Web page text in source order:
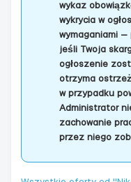
wykaz
wykrycia w
wymaganiami
jeśli Twoja
ogłoszenie
otrzyma
w przypadku
Administrator
zachowanie
przez niego